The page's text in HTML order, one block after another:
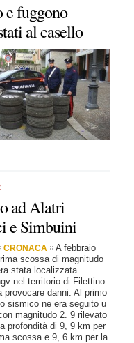
e fuggono
al casello
ad Alatri
e Simbuini
CRONACA
A febbraio
scossa di magnitudo
stata localizzata
nel territorio di Filettino
provocare danni. Al primo
sismico ne era seguito u
magnitudo 2. 9 rilevato
profondità di 9, 9 km per
scossa e 9, 6 km per la